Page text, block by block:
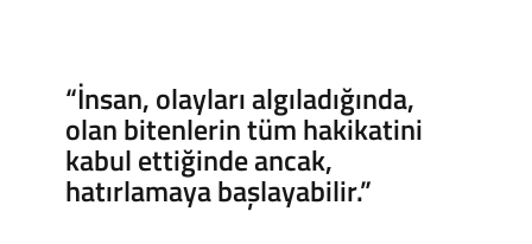
“İnsan, olayları algıladığında,
olan bitenlerin tüm hakikatini
kabul ettiğinde ancak,
hatırlamaya başlayabilir.”